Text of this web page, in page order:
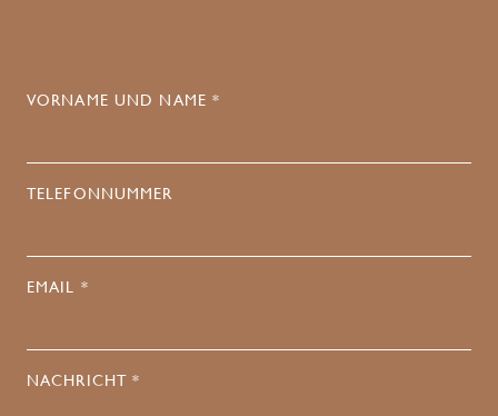
VORNAME UND NAME *
TELEFONNUMMER
EMAIL *
NACHRICHT *